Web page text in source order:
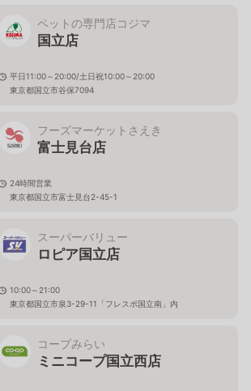
ペットの専門店コジマ
国立店
平日11:00～20:00/土日祝10:00～20:00
東京都国立市谷保7094
フーズマーケットさえき
富士見台店
24時間営業
東京都国立市富士見台2-45-1
スーパーバリュー
ロピア国立店
10:00～21:00
東京都国立市泉3-29-11「フレスポ国立南」内
コープみらい
ミニコープ国立西店